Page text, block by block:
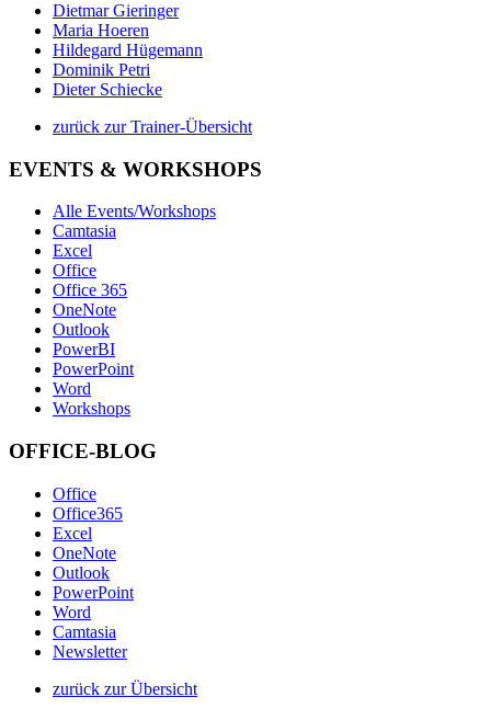
Dietmar Gieringer
Maria Hoeren
Hildegard Hügemann
Dominik Petri
Dieter Schiecke
zurück zur Trainer-Übersicht
EVENTS & WORKSHOPS
Alle Events/Workshops
Camtasia
Excel
Office
Office 365
OneNote
Outlook
PowerBI
PowerPoint
Word
Workshops
OFFICE-BLOG
Office
Office365
Excel
OneNote
Outlook
PowerPoint
Word
Camtasia
Newsletter
zurück zur Übersicht